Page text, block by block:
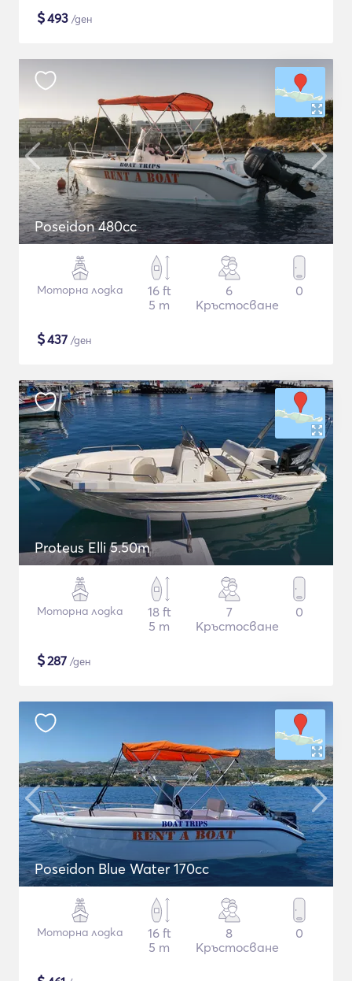
$493 /ден
Poseidon 480cc
Моторна лодка
16 ft
5 m
6
Кръстосване
0
$437 /ден
Proteus Elli 5.50m
Моторна лодка
18 ft
5 m
7
Кръстосване
0
$287 /ден
Poseidon Blue Water 170cc
Моторна лодка
16 ft
5 m
8
Кръстосване
0